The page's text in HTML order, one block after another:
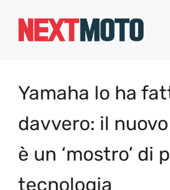
Yamaha lo ha
davvero: il
è un ‘mostro’ di
tecnologia